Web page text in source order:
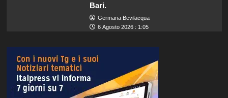
Bari.
Germana Bevilacqua
6 Agosto 2026 : 1:05